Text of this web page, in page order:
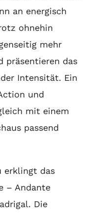
an energisch
ohnehin
mehr
präsentieren das
Intensität. Ein
und
mit einem
passend
erklingt das
– Andante
Die